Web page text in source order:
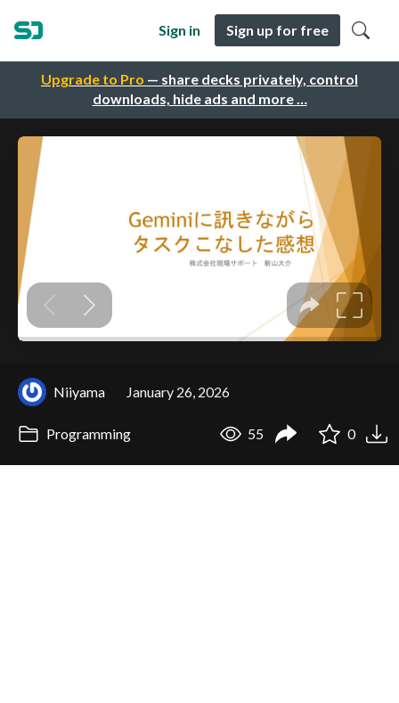
Upgrade to Pro — share decks privately, control
downloads, hide ads and more …
Sign in Sign up for free
Niiyama January 26, 2026
Programming 55 0